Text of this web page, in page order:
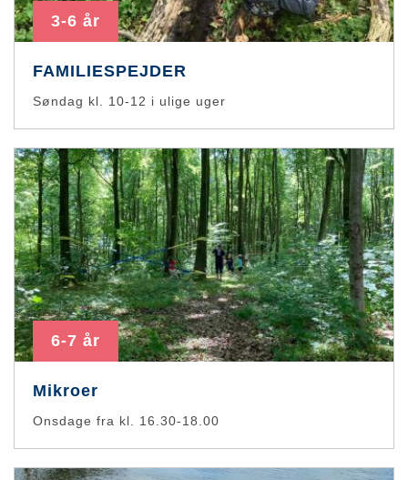
3-6 år
FAMILIESPEJDER
Søndag kl. 10-12 i ulige uger
6-7 år
Mikroer
Onsdage fra kl. 16.30-18.00